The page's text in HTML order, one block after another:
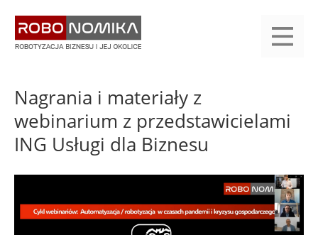
treści
yasne
main
menu
Nagrania i materiały z
webinarium z przedstawicielami
ING Usługi dla Biznesu